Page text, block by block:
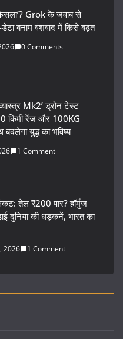
Grok के जवाब से
बनाम वंशवाद में किसे बढ़त
0 Comments
Mk2’ ड्रोन टेस्ट
किमी रेंज और 100KG
युद्ध का भविष्य
1 Comment
तेल ₹200 पार? हॉर्मुज
दुनिया की धड़कनें, भारत का
2026 1 Comment